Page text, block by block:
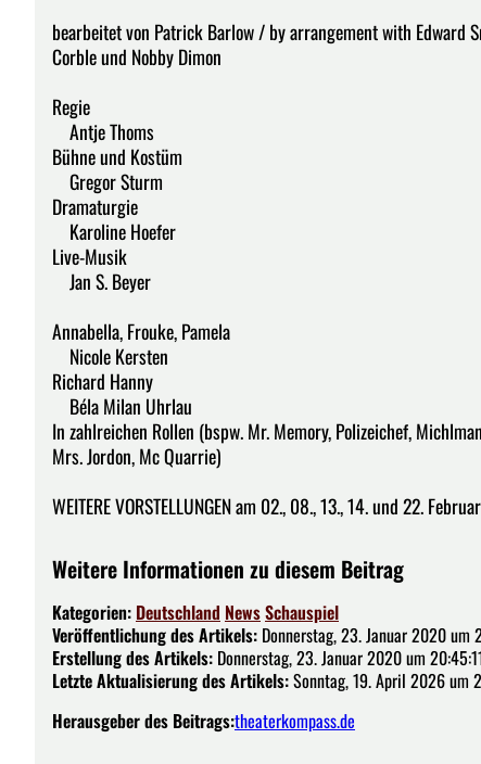
bearbeitet von Patrick Barlow / by arrangement with Edward
Corble und Nobby Dimon
Regie
Antje Thoms
Bühne und Kostüm
Gregor Sturm
Dramaturgie
Karoline Hoefer
Live-Musik
Jan S. Beyer
Annabella, Frouke, Pamela
Nicole Kersten
Richard Hanny
Béla Milan Uhrlau
In zahlreichen Rollen (bspw. Mr. Memory, Polizeichef,
Mrs. Jordon, Mc Quarrie)
WEITERE VORSTELLUNGEN am 02., 08., 13., 14. und 22. Februar
Weitere Informationen zu diesem Beitrag
Kategorien: Deutschland NewsSchauspiel
Veröffentlichung des Artikels: Donnerstag, 23. Januar 2020 um
Erstellung des Artikels: Donnerstag, 23. Januar 2020 um
Letzte Aktualisierung des Artikels:Sonntag, 19. April 2026 um
Herausgeber des Beitrags:theaterkompass.de